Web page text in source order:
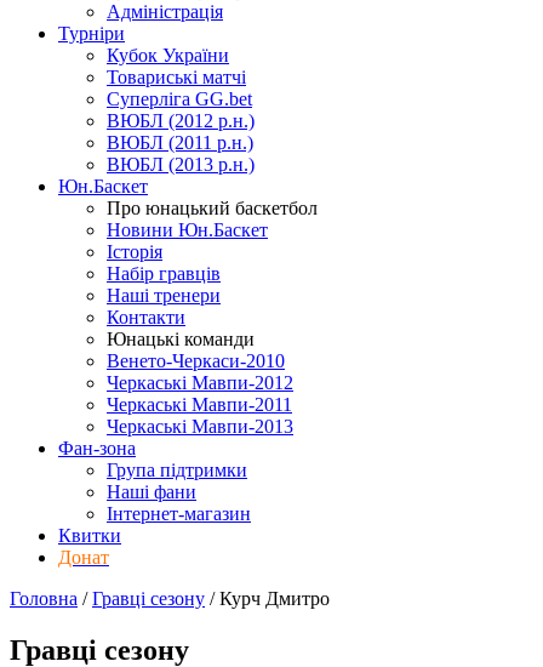
Адміністрація
Турніри
Кубок України
Товариські матчі
Суперліга GG.bet
ВЮБЛ (2012 р.н.)
ВЮБЛ (2011 р.н.)
ВЮБЛ (2013 р.н.)
Юн.Баскет
Про юнацький баскетбол
Новини Юн.Баскет
Історія
Набір гравців
Наші тренери
Контакти
Юнацькі команди
Венето-Черкаси-2010
Черкаські Мавпи-2012
Черкаські Мавпи-2011
Черкаські Мавпи-2013
Фан-зона
Група підтримки
Наші фани
Інтернет-магазин
Квитки
Донат
Головна /Гравці сезону /Курч Дмитро
Гравці сезону